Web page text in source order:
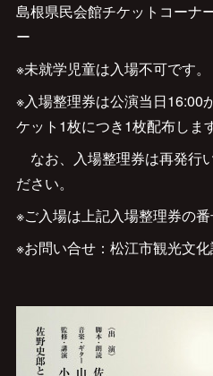
島根県民会館チケットコーナ
ー
※未就学児童は入場不可です。
※入場整理券は公演当日16:00
ケット1枚につき1枚配布します
なお、入場整理券は再発行
ださい。
※ご入場は上記入場整理券の番
※お問い合せ：松江市観光文